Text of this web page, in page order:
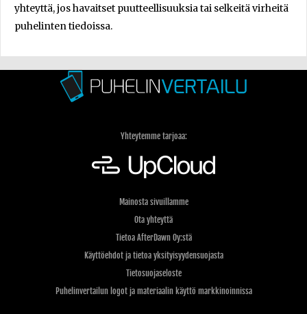
yhteyttä, jos havaitset puutteellisuuksia tai selkeitä virheitä
puhelinten tiedoissa.
Yhteytemme tarjoaa:
Mainosta sivuillamme
Ota yhteyttä
Tietoa AfterDawn Oy:stä
Käyttöehdot ja tietoa yksityisyydensuojasta
Tietosuojaseloste
Puhelinvertailun logot ja materiaalin käyttö markkinoinnissa